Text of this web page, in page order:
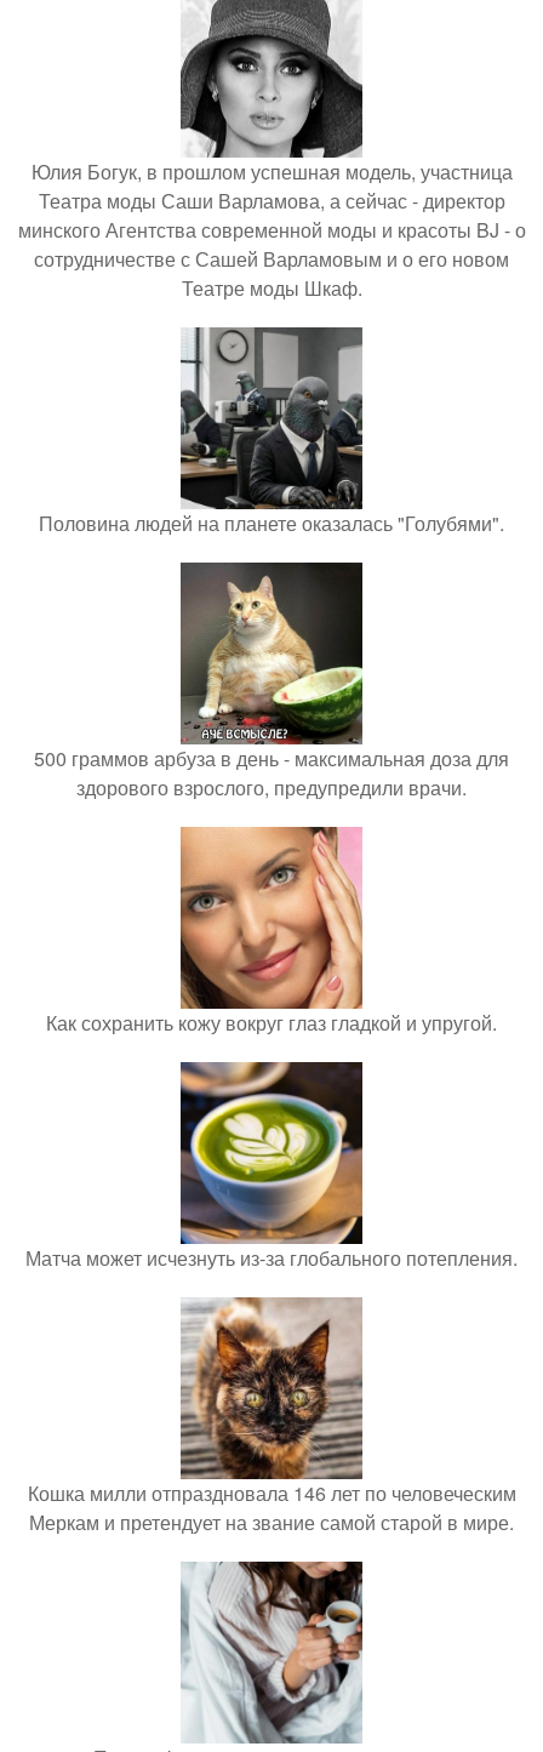
Юлия Богук, в прошлом успешная модель, участница
Театра моды Саши Варламова, а сейчас - директор
минского Агентства современной моды и красоты BJ - о
сотрудничестве с Сашей Варламовым и о его новом
Театре моды Шкаф.
Половина людей на планете оказалась "Голубями".
500 граммов арбуза в день - максимальная доза для
здорового взрослого, предупредили врачи.
Как сохранить кожу вокруг глаз гладкой и упругой.
Матча может исчезнуть из-за глобального потепления.
Кошка милли отпраздновала 146 лет по человеческим
Меркам и претендует на звание самой старой в мире.